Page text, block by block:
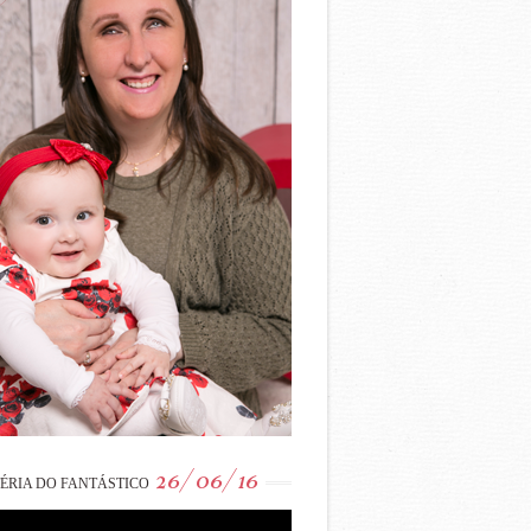
DO FANTÁSTICO 26/06/16